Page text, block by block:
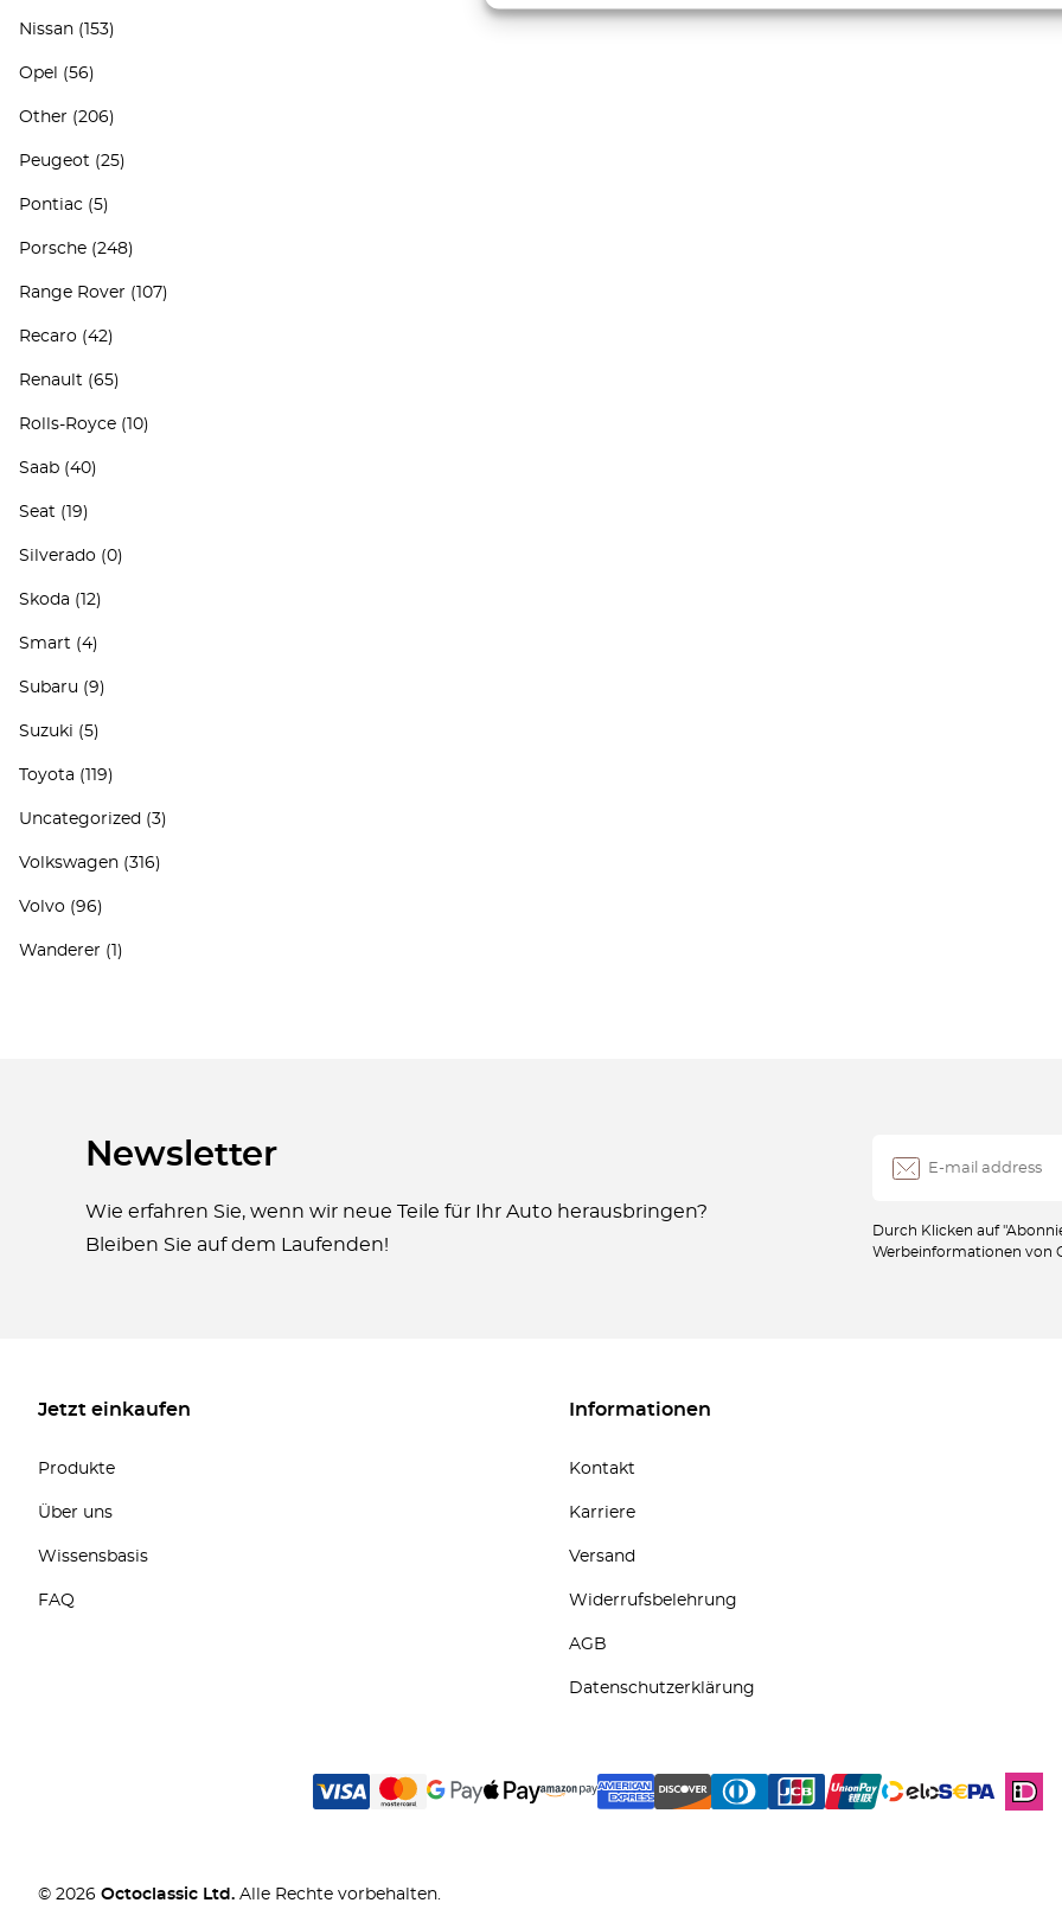
Nissan (153)
Opel (56)
Other (206)
Peugeot (25)
Pontiac (5)
Porsche (248)
Range Rover (107)
Recaro (42)
Renault (65)
Rolls-Royce (10)
Saab (40)
Seat (19)
Silverado (0)
Skoda (12)
Smart (4)
Subaru (9)
Suzuki (5)
Toyota (119)
Uncategorized (3)
Volkswagen (316)
Volvo (96)
Wanderer (1)
Newsletter
Wie erfahren Sie, wenn wir neue Teile für Ihr Auto herausbringen?
Bleiben Sie auf dem Laufenden!
Durch Klicken auf
Werbeinformationen von
Jetzt einkaufen
Produkte
Über uns
Wissensbasis
FAQ
Informationen
Kontakt
Karriere
Versand
Widerrufsbelehrung
AGB
Datenschutzerklärung
© 2026 Octoclassic Ltd. Alle Rechte vorbehalten.